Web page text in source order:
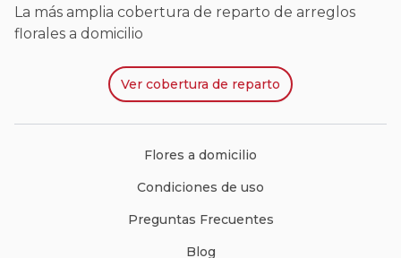
La más amplia cobertura de reparto de arreglos
florales a domicilio
Ver cobertura de reparto
Flores a domicilio
Condiciones de uso
Preguntas Frecuentes
Blog